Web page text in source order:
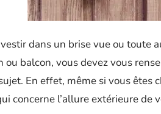
dans un brise vue ou toute
balcon, vous devez vous
En effet, même si vous êtes
concerne l’allure extérieure de